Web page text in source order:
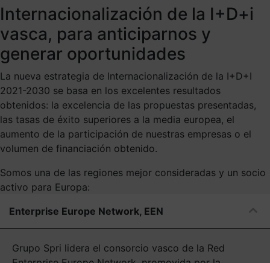
Internacionalización de la I+D+i
vasca, para anticiparnos y
generar oportunidades
La nueva estrategia de Internacionalización de la I+D+I
2021-2030 se basa en los excelentes resultados
obtenidos: la excelencia de las propuestas presentadas,
las tasas de éxito superiores a la media europea, el
aumento de la participación de nuestras empresas o el
volumen de financiación obtenido.
Somos una de las regiones mejor consideradas y un socio
activo para Europa:
Enterprise Europe Network, EEN
Grupo Spri lidera el consorcio vasco de la Red